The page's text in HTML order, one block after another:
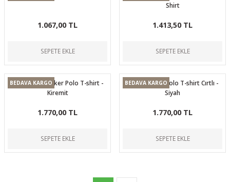
1.067,00 TL
SEPETE EKLE
Shirt
1.413,50 TL
SEPETE EKLE
BEDAVA KARGO
Cırtlı Casual Ryker Polo T-shirt -
Kiremit
1.770,00 TL
SEPETE EKLE
BEDAVA KARGO
Casual Ryker Polo T-shirt Cırtlı -
Siyah
1.770,00 TL
SEPETE EKLE